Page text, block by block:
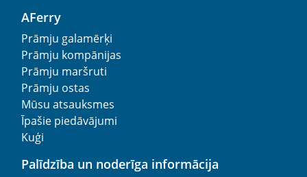
AFerry
Prāmju galamērķi
Prāmju kompānijas
Prāmju maršruti
Prāmju ostas
Mūsu atsauksmes
Īpašie piedāvājumi
Kuģi
Palīdzība un noderīga informācija